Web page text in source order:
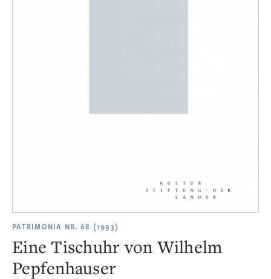
PATRIMONIA NR. 68 (1993)
Eine Tischuhr von Wilhelm
Pepfenhauser